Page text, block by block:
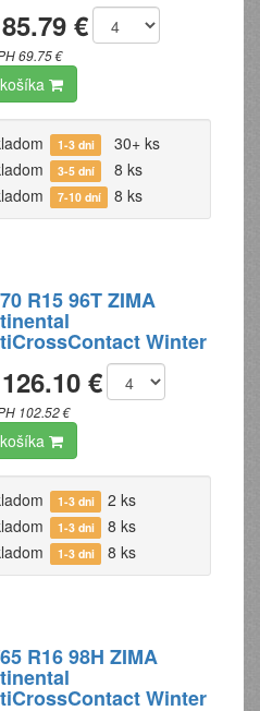
€
69.75 €
1-3 dni
30+ ks
3-5 dní
8 ks
7-10 dní 8 ks
R15 96T ZIMA
Winter
€
102.52 €
1-3 dni
2 ks
1-3 dni
8 ks
1-3 dni 8 ks
R16 98H ZIMA
Winter